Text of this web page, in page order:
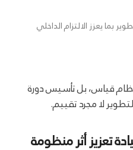
بما يعزز الالتزام الداخلي
قياس، بل تأسيس دورة
لا مجرد تقييم.
تعزيز أثر منظومة